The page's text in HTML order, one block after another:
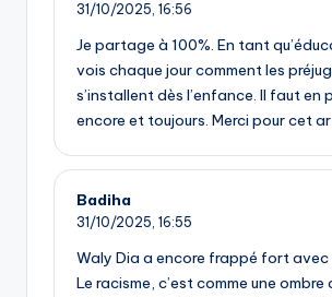
31/10/2025, 16:56
Je partage à 100%. En tant
vois chaque jour comment les
s’installent dès l’enfance. Il faut en
encore et toujours. Merci pour cet
Badiha
31/10/2025, 16:55
Waly Dia a encore frappé fort
Le racisme, c’est comme une ombre